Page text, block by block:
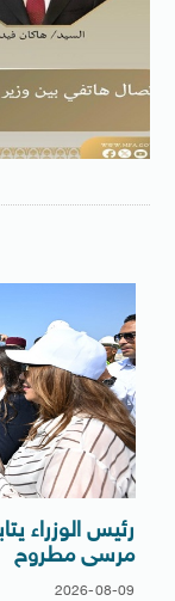
رئيس الوزراء
مرسى مطروح
2026-08-09